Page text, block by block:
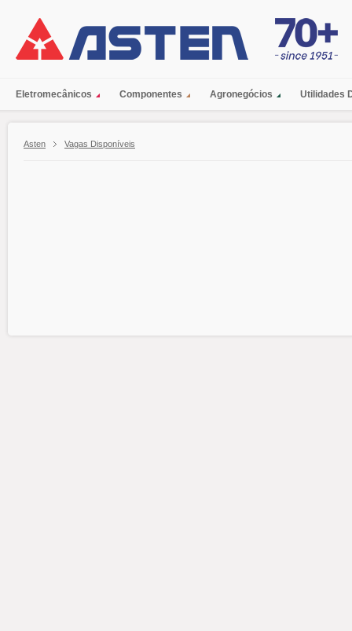
Eletromecânicos Componentes Agronegócios Utilidades
Asten Vagas Disponíveis